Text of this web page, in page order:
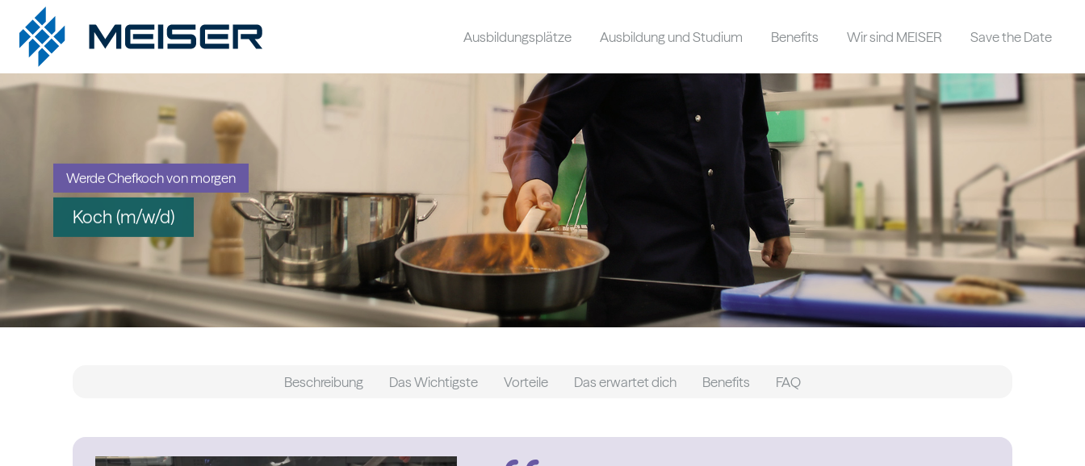
Ausbildungsplätze Ausbildung und Studium Benefits Wir sind MEISER Save the Date
Werde Chefkoch von morgen
Koch (m/w/d)
Beschreibung Das Wichtigste Vorteile Das erwartet dich Benefits FAQ